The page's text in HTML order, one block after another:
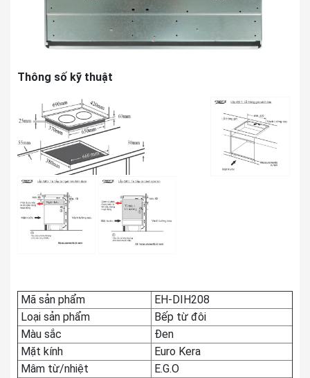
Thông số kỹ thuật
Mã sản phẩm
EH-DIH208
Loại sản phẩm
Bếp từ đôi
Màu sắc
Đen
Mặt kính
Euro Kera
Mâm từ/nhiệt
E.G.O